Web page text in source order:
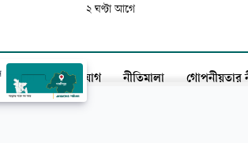
(৮ আগস্ট)
হয়।
জানিয়েছেন প্রধানমন্ত্রীর রাজনৈতিক
যুগ্ম মহাসচিব রুহুল কবির রিজভী।
২ ঘণ্টা আগে
যোগাযোগ নীতিমালা গোপনীয়তার